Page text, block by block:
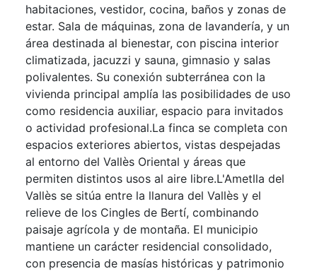
habitaciones, vestidor, cocina, baños y zonas de
estar. Sala de máquinas, zona de lavandería, y un
área destinada al bienestar, con piscina interior
climatizada, jacuzzi y sauna, gimnasio y salas
polivalentes. Su conexión subterránea con la
vivienda principal amplía las posibilidades de uso
como residencia auxiliar, espacio para invitados
o actividad profesional.La finca se completa con
espacios exteriores abiertos, vistas despejadas
al entorno del Vallès Oriental y áreas que
permiten distintos usos al aire libre.L'Ametlla del
Vallès se sitúa entre la llanura del Vallès y el
relieve de los Cingles de Bertí, combinando
paisaje agrícola y de montaña. El municipio
mantiene un carácter residencial consolidado,
con presencia de masías históricas y patrimonio